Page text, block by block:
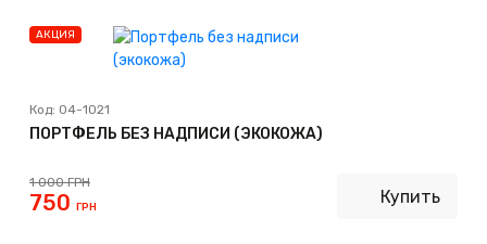
АКЦИЯ
Код: 04-1021
ПОРТФЕЛЬ БЕЗ НАДПИСИ (ЭКОКОЖА)
1 000ГРН
750 ГРН
Купить